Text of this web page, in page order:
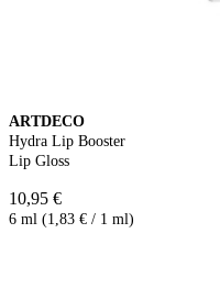
ARTDECO
Hydra Lip Booster
Lip Gloss
10,95 €
6 ml (1,83 € / 1 ml)